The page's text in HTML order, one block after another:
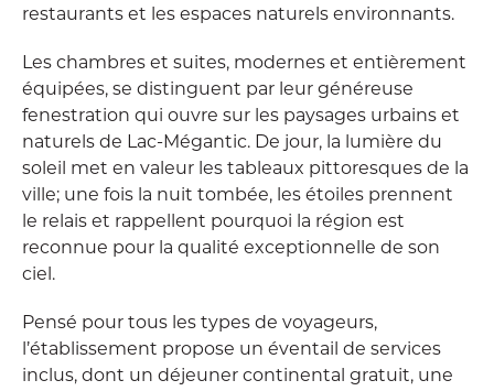
restaurants et les espaces naturels environnants.
Les chambres et suites, modernes et entièrement
équipées, se distinguent par leur généreuse
fenestration qui ouvre sur les paysages urbains et
naturels de Lac-Mégantic. De jour, la lumière du
soleil met en valeur les tableaux pittoresques de la
ville; une fois la nuit tombée, les étoiles prennent
le relais et rappellent pourquoi la région est
reconnue pour la qualité exceptionnelle de son
ciel.
Pensé pour tous les types de voyageurs,
l’établissement propose un éventail de services
inclus, dont un déjeuner continental gratuit, une